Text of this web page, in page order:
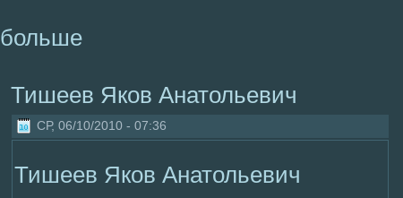
больше
Тишеев Яков Анатольевич
СР, 06/10/2010 - 07:36
Тишеев Яков Анатольевич